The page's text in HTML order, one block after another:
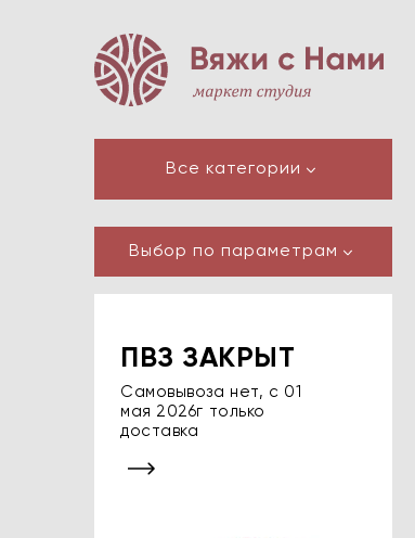
Все категории
Выбор по параметрам
ПВЗ ЗАКРЫТ
Самовывоза нет, с 01
мая 2026г только
доставка